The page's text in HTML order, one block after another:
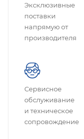
Эксклюзивные
поставки
напрямую от
производителя
Сервисное
обслуживание
и техническое
сопровождение